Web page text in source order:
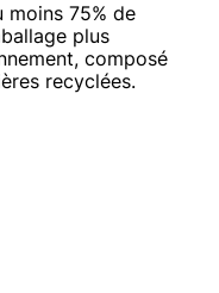
moins 75% de
plus
composé
recyclées.